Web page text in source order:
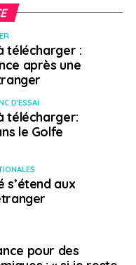
notification de
garantie de
marchandises ?
définitif
les valeurs en
douanière
télécharger :
après une
D'ESSAI
télécharger:
le Golfe
s’étend aux
pour des